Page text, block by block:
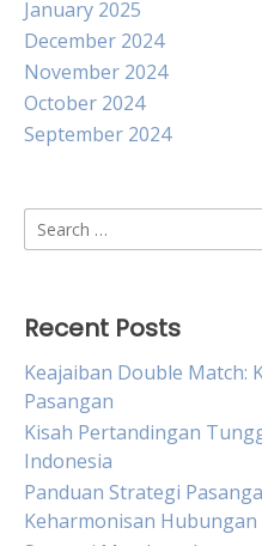
January 2025
December 2024
November 2024
October 2024
September 2024
Search
for:
Recent Posts
Keajaiban Double Match:
Pasangan
Kisah Pertandingan
Indonesia
Panduan Strategi
Keharmonisan Hubungan